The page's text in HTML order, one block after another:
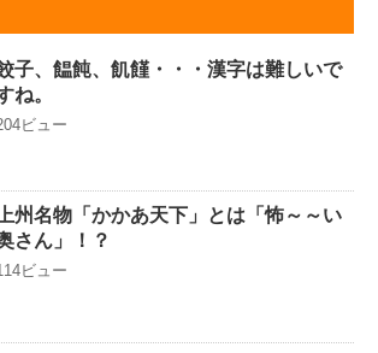
子、饂飩、飢饉・・・漢字は難しいで
ね。
ビュー
上州名物「かかあ天下」とは「怖～～い
さん」！？
ビュー